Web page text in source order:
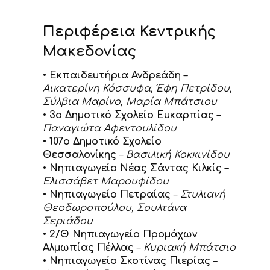
Περιφέρεια Κεντρικής
Μακεδονίας
• Εκπαιδευτήρια Ανδρεάδη –
Αικατερίνη Κόσσυφα, Έφη Πετρίδου,
Σύλβια Μαρίνο, Μαρία Μπάτσιου
• 3ο Δημοτικό Σχολείο Ευκαρπίας –
Παναγιώτα Αφεντουλίδου
• 107ο Δημοτικό Σχολείο
Θεσσαλονίκης – Βασιλική Κοκκινίδου
• Νηπιαγωγείο Νέας Σάντας Κιλκίς –
Ελισσάβετ Μαρουφίδου
• Νηπιαγωγείο Πετραίας – Στυλιανή
Θεοδωροπούλου, Σουλτάνα
Σεριάδου
• 2/Θ Νηπιαγωγείο Προμάχων
Αλμωπίας Πέλλας – Κυριακή Μπάτσιο
• Νηπιαγωγείο Σκοτίνας Πιερίας –